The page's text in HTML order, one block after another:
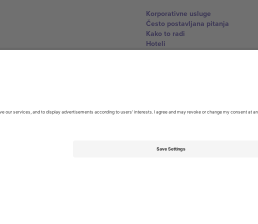
Korporativne usluge
Često postavljana pitanja
Kako to radi
Hoteli
World Cup centar